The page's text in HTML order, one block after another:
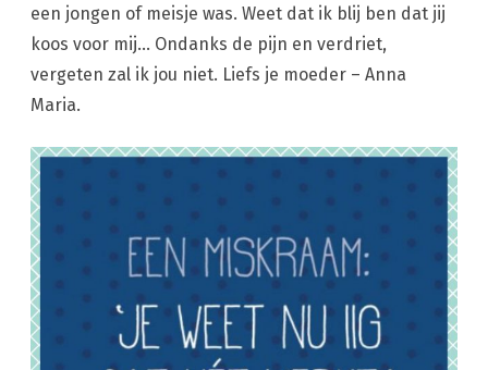
een jongen of meisje was. Weet dat ik blij ben dat jij
koos voor mij… Ondanks de pijn en verdriet,
vergeten zal ik jou niet. Liefs je moeder – Anna
Maria.